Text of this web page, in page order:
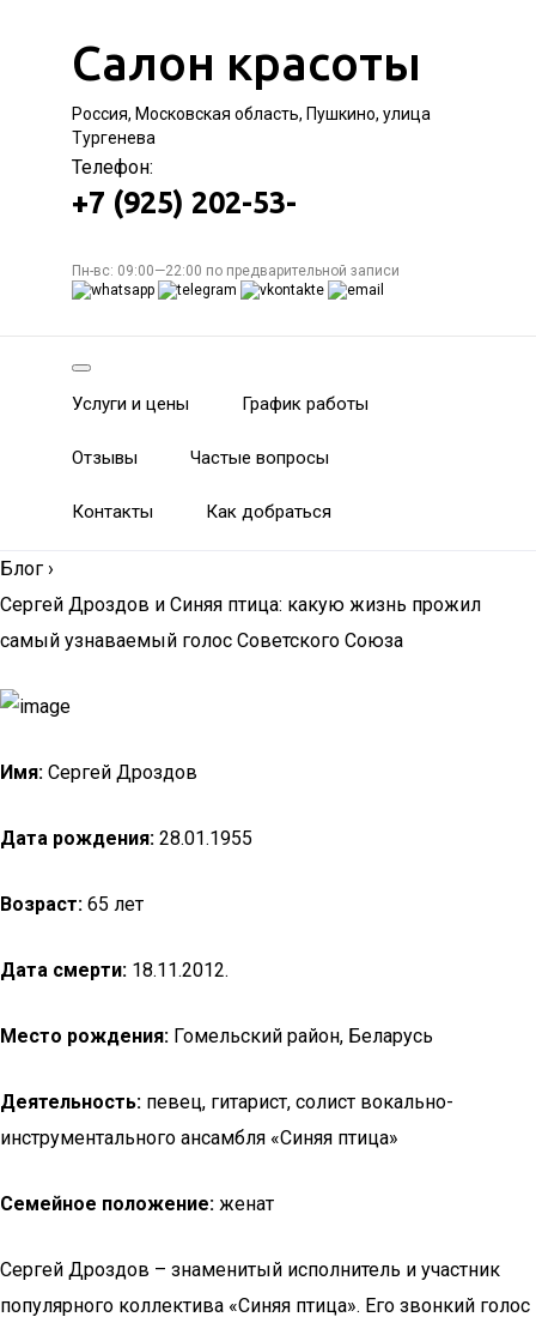
Салон красоты
Россия, Московская область, Пушкино, улица
Тургенева
Телефон:
+7 (925) 202-53-
Пн-вс: 09:00—22:00 по предварительной записи
Услуги и цены График работы
Отзывы Частые вопросы
Контакты Как добраться
Блог ›
Сергей Дроздов и Синяя птица: какую жизнь прожил
самый узнаваемый голос Советского Союза
Имя: Сергей Дроздов
Дата рождения: 28.01.1955
Возраст: 65 лет
Дата смерти: 18.11.2012.
Место рождения: Гомельский район, Беларусь
Деятельность: певец, гитарист, солист вокально-
инструментального ансамбля «Синяя птица»
Семейное положение: женат
Сергей Дроздов – знаменитый исполнитель и участник
популярного коллектива «Синяя птица». Его звонкий голос